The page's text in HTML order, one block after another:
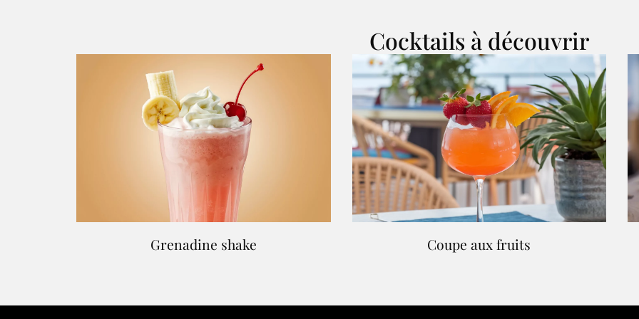
Cocktails à découvrir
Grenadine shake Coupe aux fruits